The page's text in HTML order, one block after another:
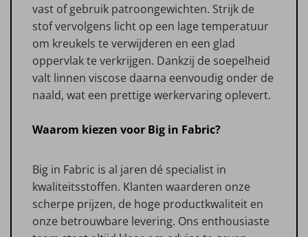
vast of gebruik patroongewichten. Strijk de
stof vervolgens licht op een lage temperatuur
om kreukels te verwijderen en een glad
oppervlak te verkrijgen. Dankzij de soepelheid
valt linnen viscose daarna eenvoudig onder de
naald, wat een prettige werkervaring oplevert.
Waarom kiezen voor Big in Fabric?
Big in Fabric is al jaren dé specialist in
kwaliteitsstoffen. Klanten waarderen onze
scherpe prijzen, de hoge productkwaliteit en
onze betrouwbare levering. Ons enthousiaste